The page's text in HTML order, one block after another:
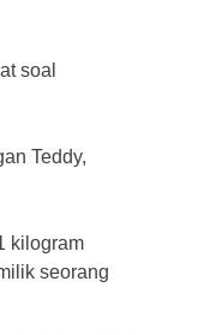
soal
Teddy,
kilogram
seorang